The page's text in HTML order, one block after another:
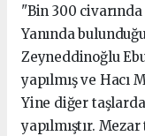
"Bin 300
Yanında
Zeyneddinoğlu
yapılmış ve Hacı
Yine diğer
yapılmıştır.